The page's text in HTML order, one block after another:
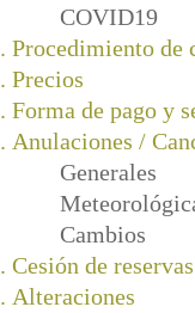
COVID19
Procedimiento de
Precios
Forma de pago y
Anulaciones /
Generales
Cambios
Cesión de reservas
Alteraciones